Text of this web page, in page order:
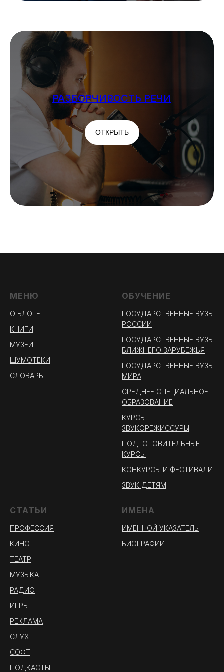
РАЗБОРЧИВОСТЬ РЕЧИ
ОТКРЫТЬ
МЕНЮ
О БЛОГЕ
КНИГИ
МУЗЕИ
ШУМОТЕКИ
СЛОВАРЬ
ОБУЧЕНИЕ
ГОСУДАРСТВЕННЫЕ ВУЗЫ
РОССИИ
ГОСУДАРСТВЕННЫЕ ВУЗЫ
БЛИЖНЕГО ЗАРУБЕЖЬЯ
ГОСУДАРСТВЕННЫЕ ВУЗЫ
МИРА
СРЕДНЕЕ СПЕЦИАЛЬНОЕ
ОБРАЗОВАНИЕ
КУРСЫ
ЗВУКОРЕЖИССУРЫ
ПОДГОТОВИТЕЛЬНЫЕ
КУРСЫ
КОНКУРСЫ И ФЕСТИВАЛИ
ЗВУК ДЕТЯМ
СТАТЬИ
ПРОФЕССИЯ
КИНО
ТЕАТР
МУЗЫКА
РАДИО
ИГРЫ
РЕКЛАМА
СЛУХ
СОФТ
ПОДКАСТЫ
ИМЕНА
ИМЕННОЙ УКАЗАТЕЛЬ
БИОГРАФИИ